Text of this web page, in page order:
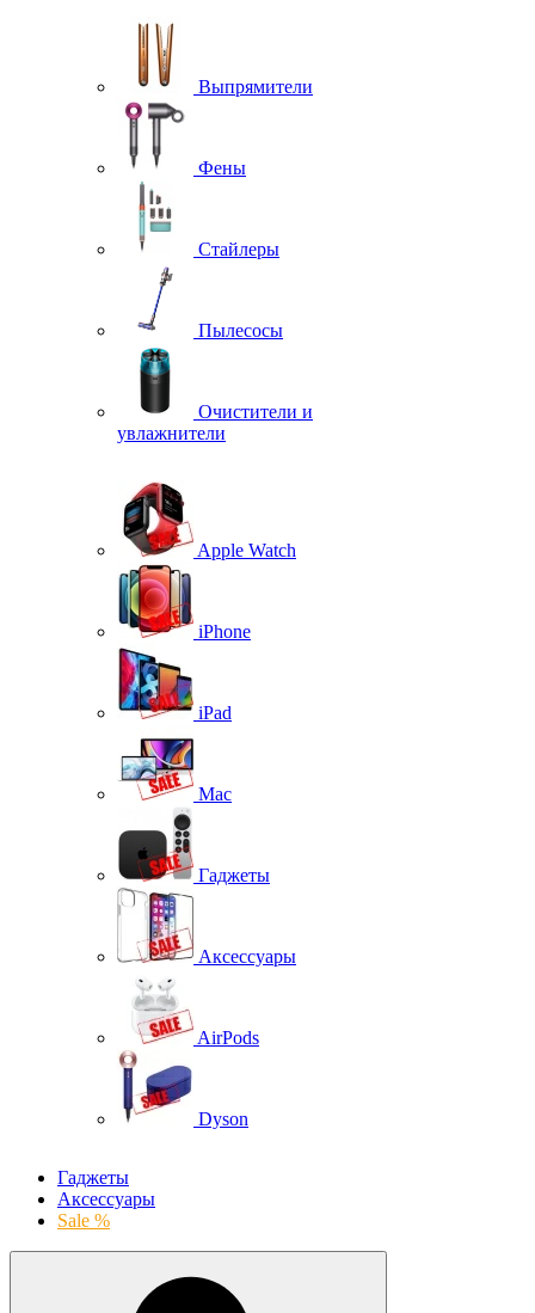
Выпрямители
Фены
Стайлеры
Пылесосы
Очистители и
увлажнители
Apple Watch
iPhone
iPad
Mac
Гаджеты
Аксессуары
AirPods
Dyson
Гаджеты
Аксессуары
Sale %